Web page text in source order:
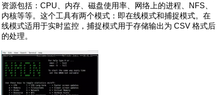
资源包括：CPU、内存、磁盘使用率、网络上的进程、NFS、
内核等等。这个工具有两个模式：即在线模式和捕捉模式。在
线模式适用于实时监控，捕捉模式用于存储输出为 CSV 格式后
的处理。